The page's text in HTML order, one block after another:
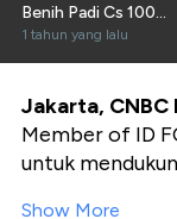
Benih Padi Cs 100
Ribu Ton di 2026
1 tahun yang lalu
Jakarta, CNBC
Member of ID
untuk
Show More